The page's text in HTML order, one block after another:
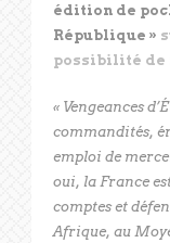
édition de
République »
possibilité de
« Vengeances
commandités,
emploi de
oui, la France
comptes et
Afrique, au